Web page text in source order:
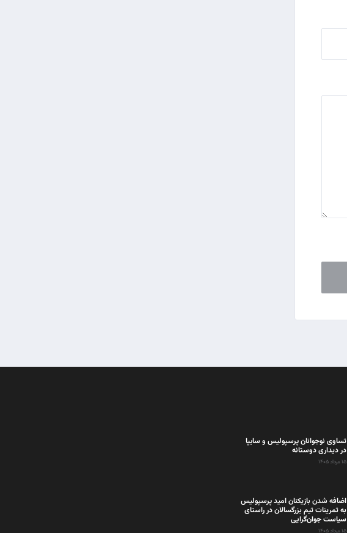
تساوی نوجوانان پرسپولیس و سایپا
در دیداری دوستانه
۱۵ مرداد ۱۴۰۵
اضافه شدن بازیکنان امید پرسپولیس
به تمرینات تیم بزرگسالان در راستای
سیاست جوان‌گرایی
۱۵ مرداد ۱۴۰۵